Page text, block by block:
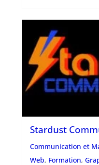
Stardust
Communication et
Web, Formation,